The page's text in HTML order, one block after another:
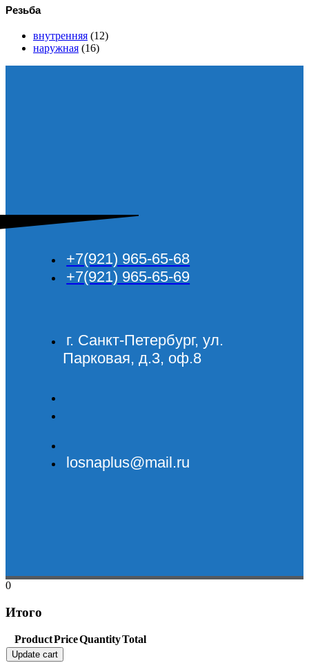
Резьба
внутренняя (12)
наружная (16)
+7(921) 965-65-68
+7(921) 965-65-69
г. Санкт-Петербург, ул.
Парковая, д.3, оф.8
losnaplus@mail.ru
0
Итого
ProductPriceQuantityTotal
Update cart